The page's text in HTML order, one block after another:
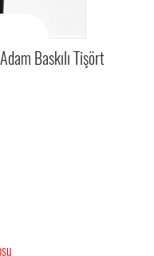
Baskılı Tişört